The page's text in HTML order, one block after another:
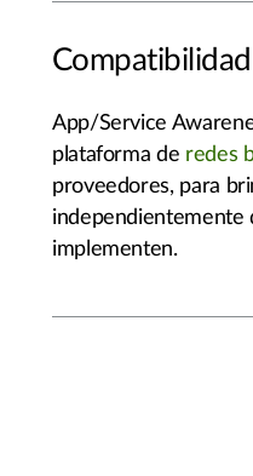
App/Service
plataforma de redes
proveedores, para
independientemente
implementen.